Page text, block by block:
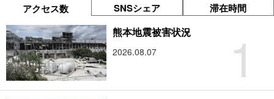
アクセス数 SNSシェア 滞在時間
1
熊本地震被害状況
2026.08.07